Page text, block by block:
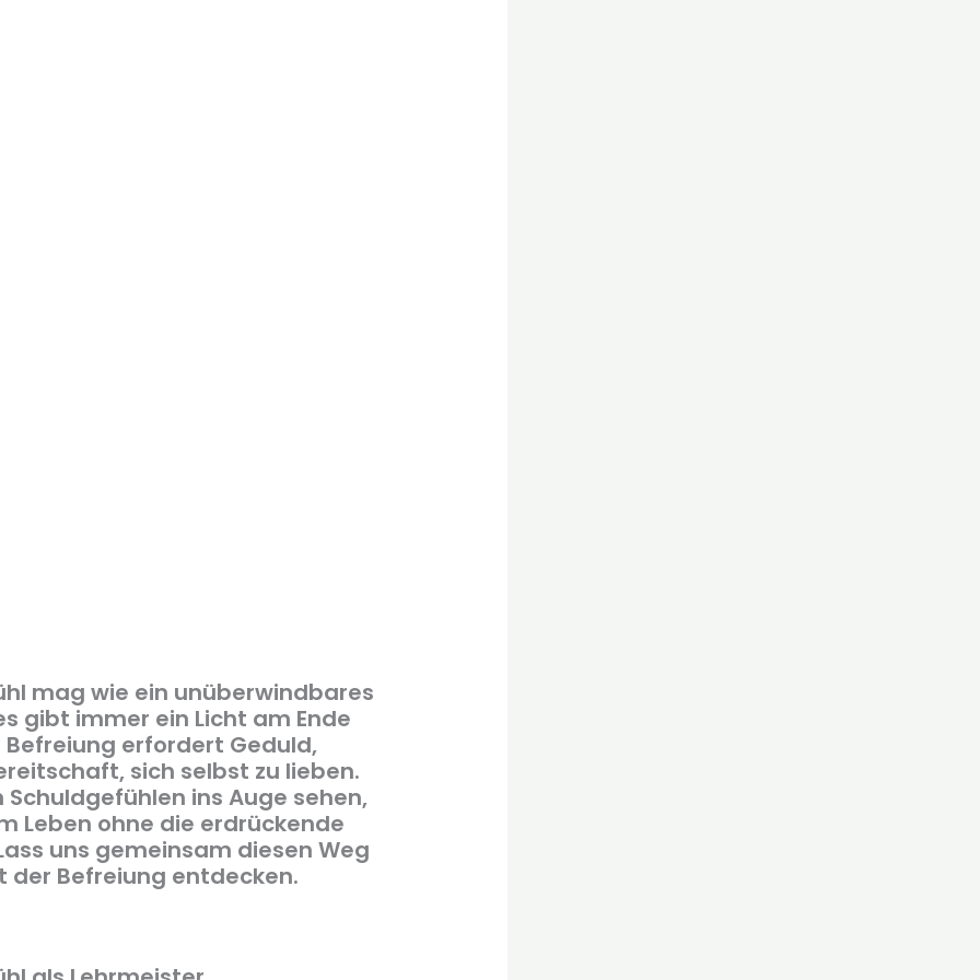
mag wie ein unüberwindbares
gibt immer ein Licht am Ende
Befreiung erfordert Geduld,
sich selbst zu lieben.
ins Auge sehen,
Leben ohne die erdrückende
uns gemeinsam diesen Weg
der Befreiung entdecken.